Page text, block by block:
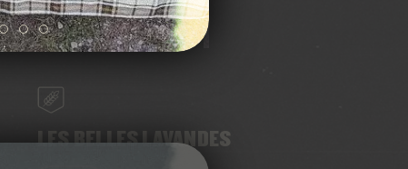
VOIR
LES BELLES LAVANDES